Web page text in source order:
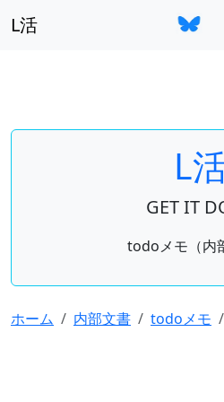
L活
L
GET IT
todoメモ（内
ホーム 内部文書 todoメモ